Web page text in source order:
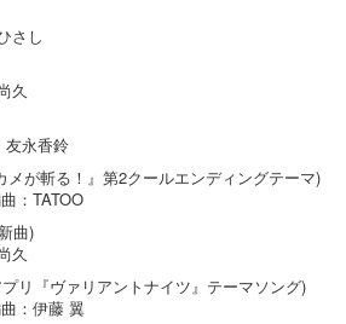
さし
久
友永香鈴
が斬る！』第2クールエンディングテーマ)
：TATOO
曲)
久
リ『ヴァリアントナイツ』テーマソング)
：伊藤 翼